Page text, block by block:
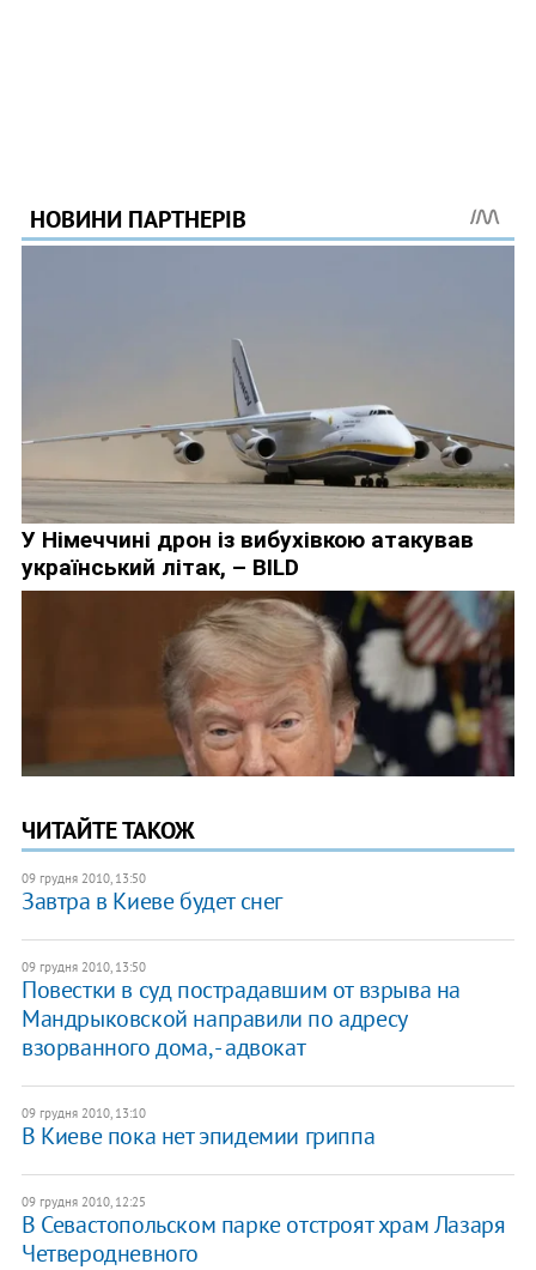
ЧИТАЙТЕ ТАКОЖ
09 грудня 2010, 13:50
Завтра в Киеве будет снег
09 грудня 2010, 13:50
Повестки в суд пострадавшим от взрыва на
Мандрыковской направили по адресу
взорванного дома, - адвокат
09 грудня 2010, 13:10
В Киеве пока нет эпидемии гриппа
09 грудня 2010, 12:25
В Севастопольском парке отстроят храм Лазаря
Четверодневного